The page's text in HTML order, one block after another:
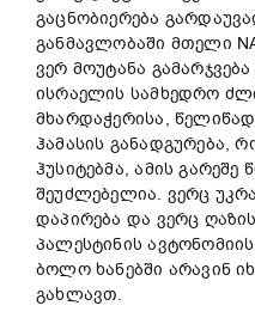
გაცნობიერება
განმავლობაში მთელი
ვერ მოუტანა
ისრაელის სამხედრო
მხარდაჭერისა,
ჰამასის განადგურება,
ჰუსიტებმა, ამის
შეუძლებელია. ვერც
დაპირება და ვერც
პალესტინის
ბოლო ხანებში არავინ
გახლავთ.